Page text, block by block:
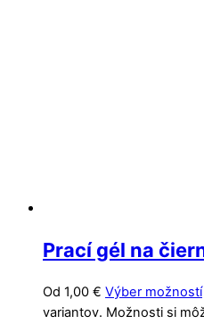
Prací gél na
Od 1,00 € Výber možností
variantov. Možnosti si